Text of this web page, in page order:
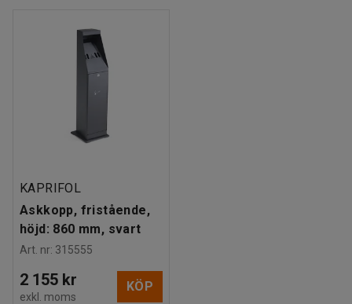
KAPRIFOL
Askkopp, fristående,
höjd: 860 mm, svart
Art. nr: 315555
2 155 kr
exkl. moms
KÖP